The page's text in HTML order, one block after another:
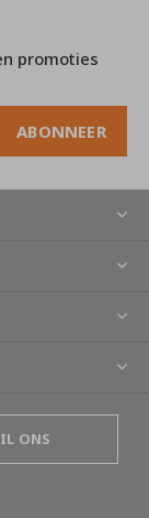
promoties
ABONNEER
ONS